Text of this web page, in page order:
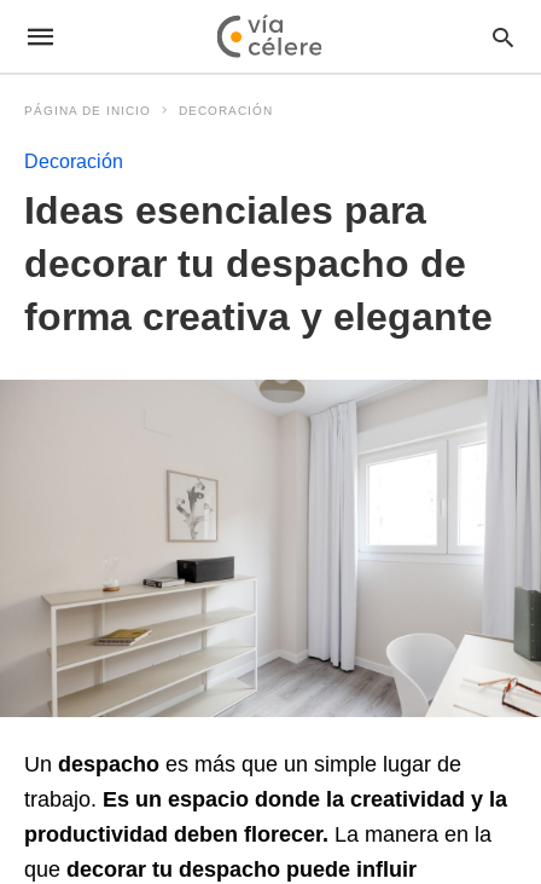
PÁGINA DE INICIO DECORACIÓN
Decoración
Ideas esenciales para
decorar tu despacho de
forma creativa y elegante
Un despacho es más que un simple lugar de
trabajo. Es un espacio donde la creatividad y la
productividad deben florecer. La manera en la
que decorar tu despacho puede influir